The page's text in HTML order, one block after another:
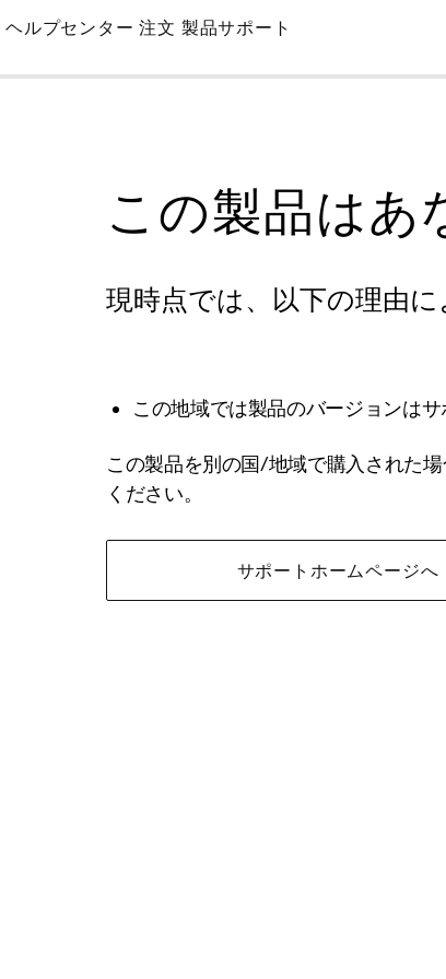
Skip
Main
ヘルプセンター 注文 製品サポート
この製品は
現時点では、以下の理由
この地域では製品のバージョンはサ
この製品を別の国/地域で購入された
ください。
サポートホームページへ